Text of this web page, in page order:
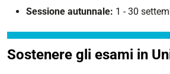
Sessione autunnale: 1 - 30
Sostenere gli esami in